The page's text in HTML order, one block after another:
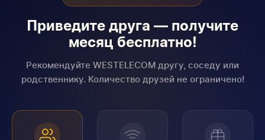
Приведите друга — получите
месяц бесплатно!
Рекомендуйте WESTELECOM другу, соседу или
родственнику. Количество друзей не ограничено!